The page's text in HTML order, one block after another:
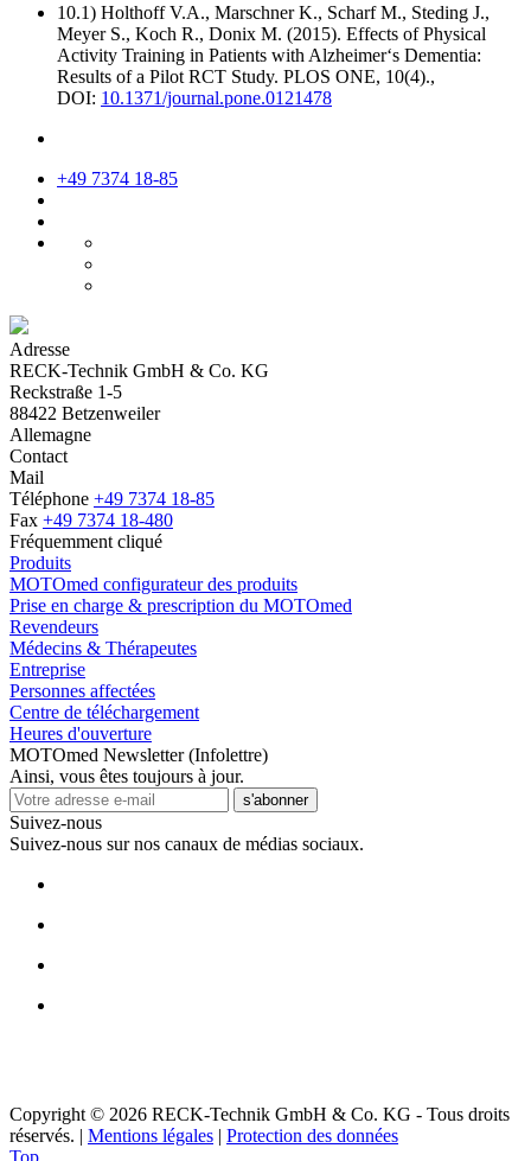
10.1) Holthoff V.A., Marschner K., Scharf M., Steding J.,
Meyer S., Koch R., Donix M. (2015). Effects of Physical
Activity Training in Patients with Alzheimer‘s Dementia:
Results of a Pilot RCT Study. PLOS ONE, 10(4).,
DOI: 10.1371/journal.pone.0121478
+49 7374 18-85
Adresse
RECK-Technik GmbH & Co. KG
Reckstraße 1-5
88422 Betzenweiler
Allemagne
Contact
Mail
Téléphone +49 7374 18-85
Fax +49 7374 18-480
Fréquemment cliqué
Produits
MOTOmed configurateur des produits
Prise en charge & prescription du MOTOmed
Revendeurs
Médecins & Thérapeutes
Entreprise
Personnes affectées
Centre de téléchargement
Heures d'ouverture
MOTOmed Newsletter (Infolettre)
Ainsi, vous êtes toujours à jour.
s'abonner
Suivez-nous
Suivez-nous sur nos canaux de médias sociaux.
Copyright © 2026 RECK-Technik GmbH & Co. KG - Tous droits
réservés. | Mentions légales | Protection des données
Top